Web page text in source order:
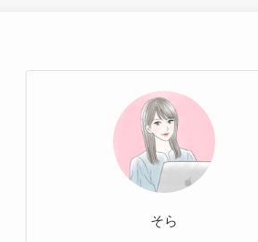
そら